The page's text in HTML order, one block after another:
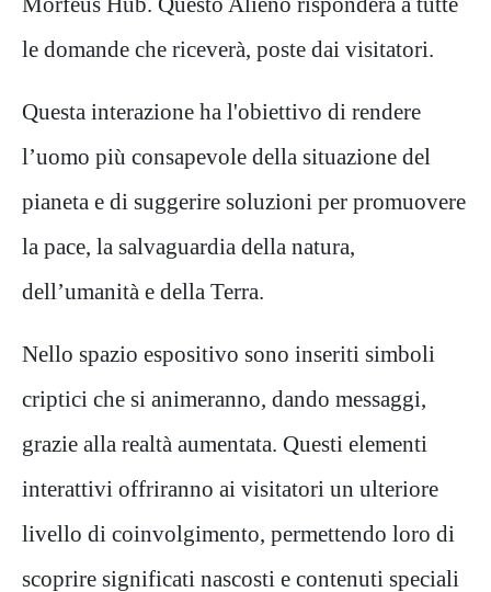
le domande che riceverà, poste dai visitatori.
Questa interazione ha l'obiettivo di rendere
l’uomo più consapevole della situazione del
pianeta e di suggerire soluzioni per promuovere
la pace, la salvaguardia della natura,
dell’umanità e della Terra.
Nello spazio espositivo sono inseriti simboli
criptici che si animeranno, dando messaggi,
grazie alla realtà aumentata. Questi elementi
interattivi offriranno ai visitatori un ulteriore
livello di coinvolgimento, permettendo loro di
scoprire significati nascosti e contenuti speciali